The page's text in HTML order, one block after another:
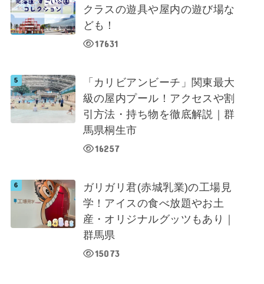
クラスの遊具や屋内の遊び場な
ども！
17631
「カリビアンビーチ」関東最大
級の屋内プール！アクセスや割
引方法・持ち物を徹底解説｜群
馬県桐生市
16257
ガリガリ君(赤城乳業)の工場見
学！アイスの食べ放題やお土
産・オリジナルグッツもあり｜
群馬県
15073